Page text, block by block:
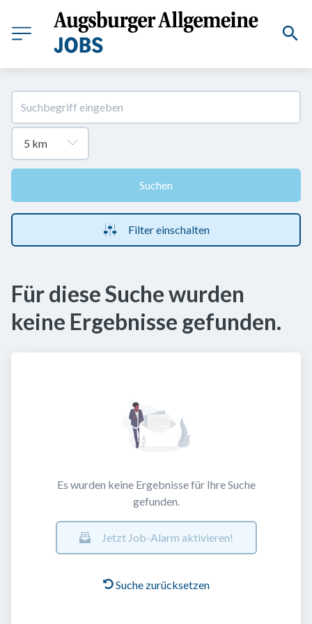
Suchen
Filter einschalten
Für diese Suche wurden
keine Ergebnisse gefunden.
Es wurden keine Ergebnisse für Ihre Suche
gefunden.
Jetzt Job-Alarm aktivieren!
Suche zurücksetzen